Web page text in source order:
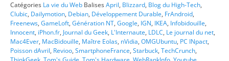
Catégories La vie du Web BalisesApril, Blizzard, Blog du High-Tech,
Clubic, Dailymotion, Debian, Développement Durable, FrAndroid,
Freenews, GameLoft, Génération NT, Google, IGN, IKEA, Infobidouille,
Innocent, iPhon.fr, Journal du Geek, L'Internaute, LDLC, Le journal du net,
Mac4Ever, MacBidouille, Maître Eolas, nVidia, OMGUbuntu, PC INpact,
Poisson dAvril, Revioo, SmartphoneFrance, Starbuck, TechCrunch,